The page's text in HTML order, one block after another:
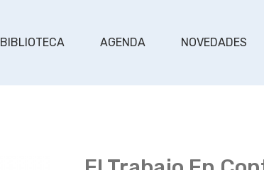
BIBLIOTECA AGENDA NOVEDADES